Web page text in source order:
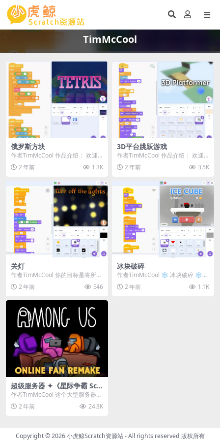
TimMcCool
俄罗斯方块
作者TimMcCool 作品介绍： 欢迎
来到 俄罗斯方块！🎮 这是一个基
于Scr...
2 年前 1.3K
3D平台跳跃游戏
作者TimMcCool 作品介绍： 欢迎
来到 3D平台跳跃游戏 的演示版！
🎮 体...
2 年前 3.5K
关灯
作者TimMcCool 你的目标是将所有
的灯都关掉。点击一盏灯可以切换
其状态。但...
2 年前 546
冰块破碎
作者TimMcCool ❄️ 冰块破碎 ❄️
使用 [WASD] / [箭头键]...
2 年前 1.1K
超级服务器 ✦《星际争霸 Scr
atch（经典版本）》
作者TimMcCool 这个大型服务器支
持最多9个房间（不会经常满员），
并且支持...
2 年前 24.3K
Copyright © 2026小虎鲸Scratch资源站- All rights reserved 版权所有